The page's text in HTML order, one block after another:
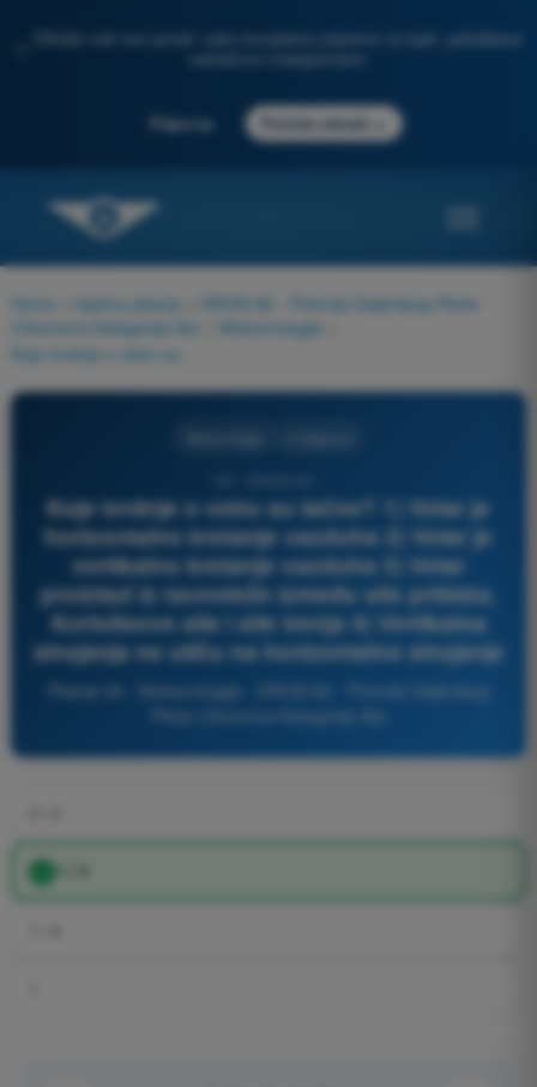
Otkrijte naš novi portal: vaša kompletna priprema za ispit, poboljšana
Prijavi se Počnite odmah
Home Ispitna pitanja
DRON A2 - Potvrda Daljinskog Pilota
(Otvorena Kategorija A2)
Meteorologija
Koje tvrdnje o vetru su tačne? 1) Vetar je
horizontalno kretanje vazduha 2) Vetar je
vertikalno kretanje vazduha 3) Vetar
proizlazi iz ravnoteže između sile pritiska,
Koriolisove sile i sile trenja 4) Vertikalna
strujanja ne utiču na horizontalno strujanje
Pitanje 56 - Meteorologija - DRON A2 - Potvrda Daljinskog
1 i 3